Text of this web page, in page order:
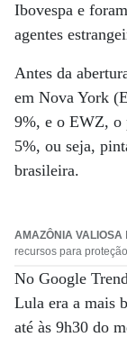
Ibovespa e
agentes
Antes da
em Nova York
9%, e o EWZ, o
5%, ou seja,
brasileira.
AMAZÔNIA VALIOSA
recursos para
No Google
Lula era a mais
até às 9h30 do